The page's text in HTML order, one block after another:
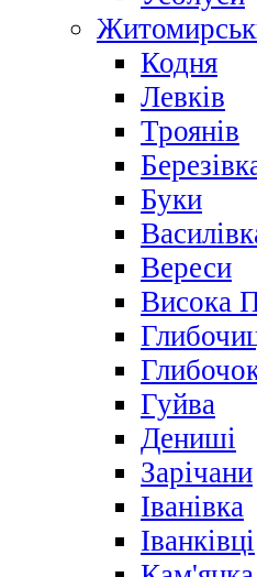
Кодня
Левків
Троянів
Буки
Вереси
Висока
Гуйва
Дениші
Зарічани
Іванівка
Іванківці